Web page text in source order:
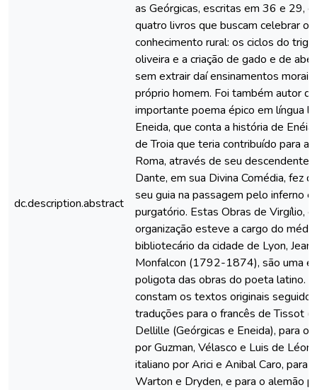
dc.description.abstract
as Geórgicas, escritas em 36 e 29,
quatro livros que buscam celebrar o
conhecimento rural: os ciclos do
oliveira e a criação de gado e de
sem extrair daí ensinamentos morais
próprio homem. Foi também autor
importante poema épico em língua
Eneida, que conta a história de
de Troia que teria contribuído para a
Roma, através de seu descendente
Dante, em sua Divina Comédia, fez
seu guia na passagem pelo inferno e
purgatório. Estas Obras de Virgílio,
organização esteve a cargo do
bibliotecário da cidade de Lyon,
Monfalcon (1792-1874), são uma
poligota das obras do poeta latino.
constam os textos originais
traduções para o francês de Tissot
Dellille (Geórgicas e Eneida), para o
por Guzman, Vélasco e Luis de
italiano por Arici e Anibal Caro, para
Warton e Dryden, e para o alemão